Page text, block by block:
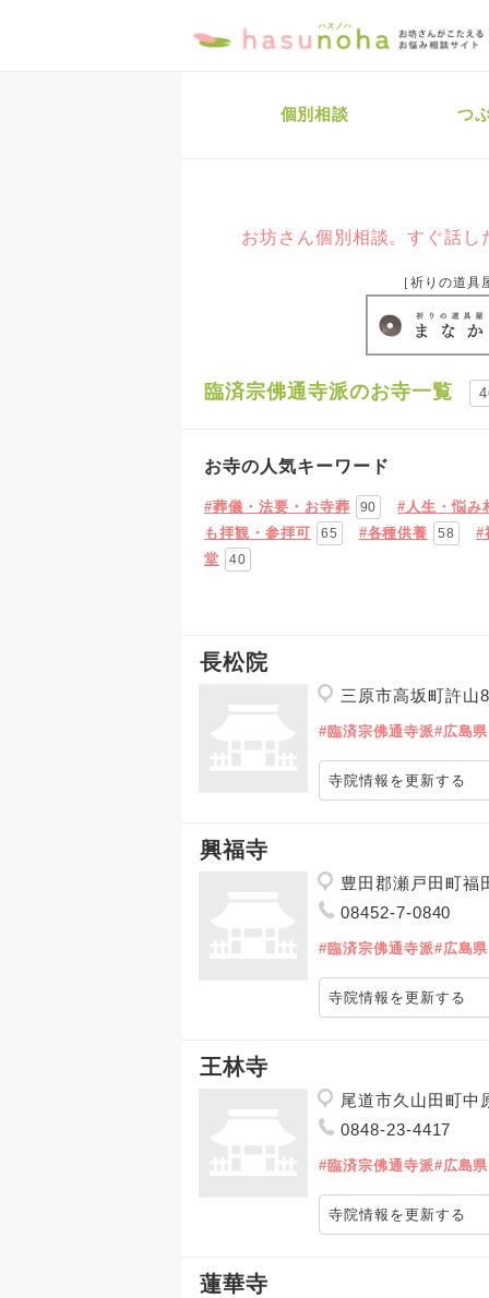
個別相談 つ
お坊さん個別相談。すぐ話
［祈りの道
臨済宗佛通寺派のお寺一覧
お寺の人気キーワード
#葬儀・法要・お寺葬 90 #人生・悩み
も拝観・参拝可
65 #各種供養 58 #
堂
40
長松院
三原市高坂町許山8
#臨済宗佛通寺派#広島県
寺院情報を更新する
興福寺
豊田郡瀬戸田町福
08452-7-0840
#臨済宗佛通寺派#広島県
寺院情報を更新する
王林寺
尾道市久山田町中
0848-23-4417
#臨済宗佛通寺派#広島県
寺院情報を更新する
蓮華寺